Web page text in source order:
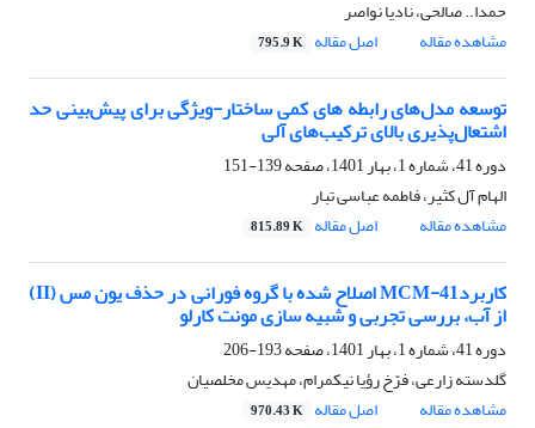
حمدا.. صالحی، نادیا نواصر
مشاهده مقاله
اصل مقاله 795.9 K
توسعه مدل‌های رابطه های کمی ساختار-ویژگی برای پیش‌بینی حد
اشتعال‌پذیری بالای ترکیب‌های آلی
دوره 41، شماره 1، بهار 1401، صفحه
139-151
الهام آل کثیر، فاطمه عباسی تبار
مشاهده مقاله
اصل مقاله 815.89 K
کاربردMCM-41 اصلاح شده با گروه فورانی در حذف یون مس (II)
از آب، بررسی تجربی و شبیه سازی مونت کارلو
دوره 41، شماره 1، بهار 1401، صفحه
193-206
گلدسته زارعی، فرّخ رؤیا نیکمرام، مهدیس مخلصیان
مشاهده مقاله
اصل مقاله 970.43 K